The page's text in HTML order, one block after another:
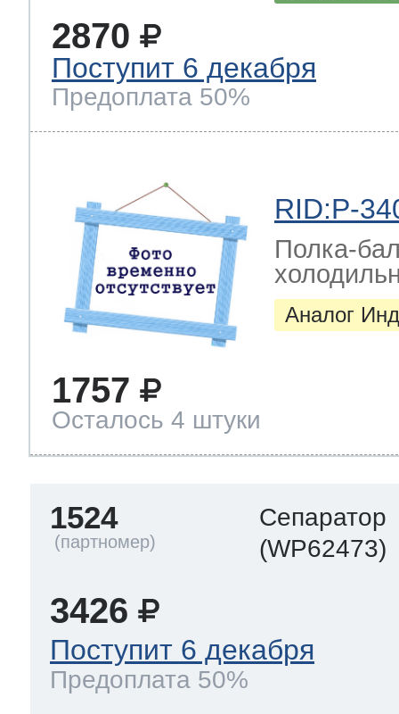
2870
Поступит 6 декабря
Предоплата 50%
RID:P-
Полка-
Аналог
1757
Осталось 4 штуки
1524
Сепаратор
(WP62473)
3426
Поступит 6 декабря
Предоплата 50%